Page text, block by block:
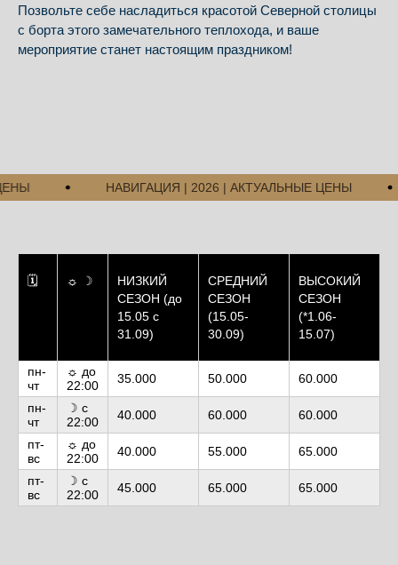
Позвольте себе насладиться красотой Северной столицы
с борта этого замечательного теплохода, и ваше
мероприятие станет настоящим праздником!
НАВИГАЦИЯ | 2026 | АКТУАЛЬНЫЕ ЦЕНЫ
🗓 ☼ ☽
НИЗКИЙ
СЕЗОН (до
15.05 с
31.09)
СРЕДНИЙ
СЕЗОН
(15.05-
30.09)
ВЫСОКИЙ
СЕЗОН
(*1.06-
15.07)
пн-
чт
☼ до
22:00
35.000 50.000 60.000
пн-
чт
☽ с
22:00
40.000 60.000 60.000
пт-
вс
☼ до
22:00
40.000 55.000 65.000
пт-
вс
☽ с
22:00
45.000 65.000 65.000